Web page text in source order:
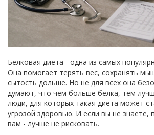
Белковая диета - одна из самых
Она помогает терять вес, сохранять
сытость дольше. Но не для всех она
думают, что чем больше белка, тем
люди, для которых такая диета может
угрозой здоровью. И если вы не знаете,
вам - лучше не рисковать.